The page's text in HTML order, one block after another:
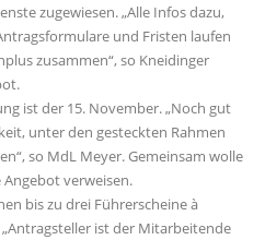
zugewiesen. „Alle Infos dazu,
und Fristen laufen
zusammen“, so Kneidinger
ist der 15. November. „Noch gut
unter den gesteckten Rahmen
so MdL Meyer. Gemeinsam wolle
verweisen.
bis zu drei Führerscheine à
ist der Mitarbeitende